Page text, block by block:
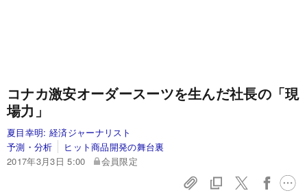
コナカ激安オーダースーツを生んだ社長の「現
場力」
夏目幸明: 経済ジャーナリスト
予測・分析
ヒット商品開発の舞台裏
2017年3月3日 5:00
会員限定